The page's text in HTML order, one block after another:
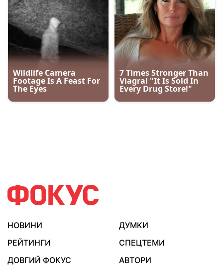
НОВИНИ
ДУМКИ
РЕЙТИНГИ
СПЕЦТЕМИ
ДОВГИЙ ФОКУС
АВТОРИ